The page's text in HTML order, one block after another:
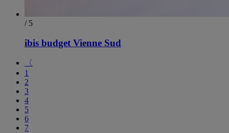
/ 5
ibis budget Vienne Sud
〈
1
2
3
4
5
6
7